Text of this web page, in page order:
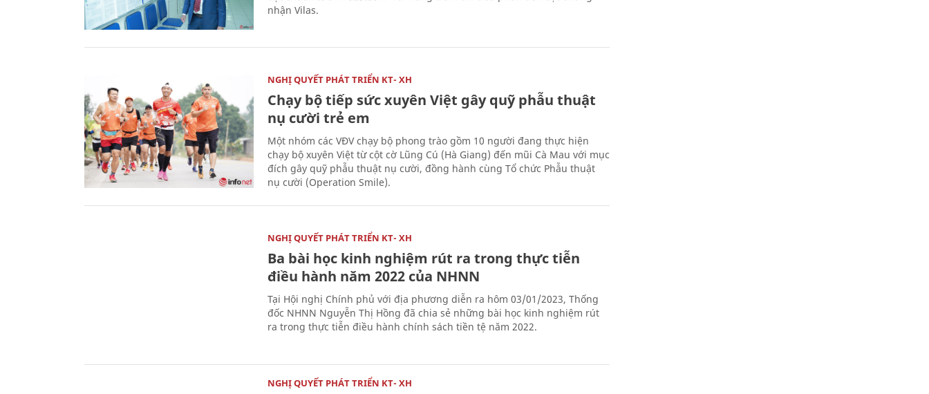
nhận Vilas.
NGHỊ QUYẾT PHÁT TRIỂN KT- XH
Chạy bộ tiếp sức xuyên Việt gây quỹ phẫu thuật
nụ cười trẻ em
Một nhóm các VĐV chạy bộ phong trào gồm 10 người đang thực hiện
chạy bộ xuyên Việt từ cột cờ Lũng Cú (Hà Giang) đến mũi Cà Mau với mục
đích gây quỹ phẫu thuật nụ cười, đồng hành cùng Tổ chức Phẫu thuật
nụ cười (Operation Smile).
NGHỊ QUYẾT PHÁT TRIỂN KT- XH
Ba bài học kinh nghiệm rút ra trong thực tiễn
điều hành năm 2022 của NHNN
Tại Hội nghị Chính phủ với địa phương diễn ra hôm 03/01/2023, Thống
đốc NHNN Nguyễn Thị Hồng đã chia sẻ những bài học kinh nghiệm rút
ra trong thực tiễn điều hành chính sách tiền tệ năm 2022.
NGHỊ QUYẾT PHÁT TRIỂN KT- XH